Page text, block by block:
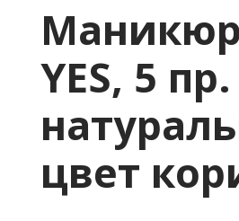
YES, 5
цвет